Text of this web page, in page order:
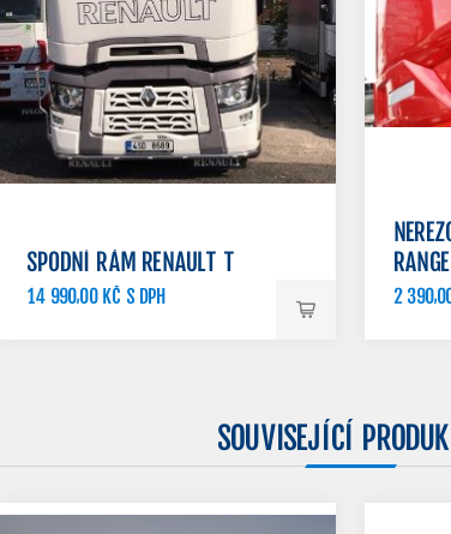
SPODNÍ RÁM RENAULT T
14 990,00 KČ S DPH
RANGE
2
SOUVISEJÍCÍ